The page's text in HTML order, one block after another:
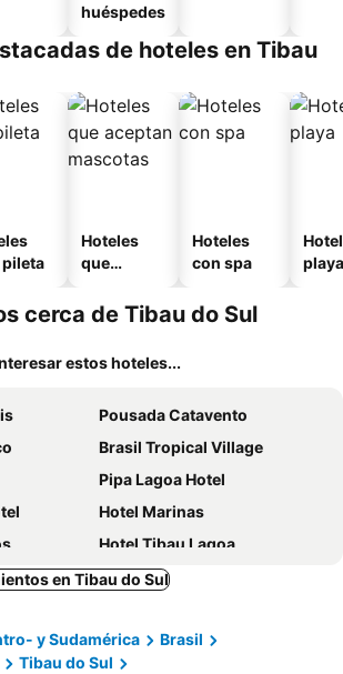
huéspedes
de hoteles en Tibau
Hoteles
que
mascotas
Hoteles
con spa
playa
cerca de Tibau do Sul
estos hoteles...
Pousada Catavento
Brasil Tropical Village
Pipa Lagoa Hotel
Hotel Marinas
Hotel Tibau Lagoa
Pipa Mar Hotel
Ile De Pipa Resort
en Tibau do Sul
y Sudamérica
Brasil
Tibau do Sul